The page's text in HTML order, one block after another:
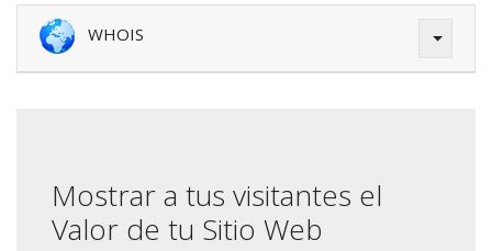
WHOIS
Mostrar a tus visitantes el
Valor de tu Sitio Web